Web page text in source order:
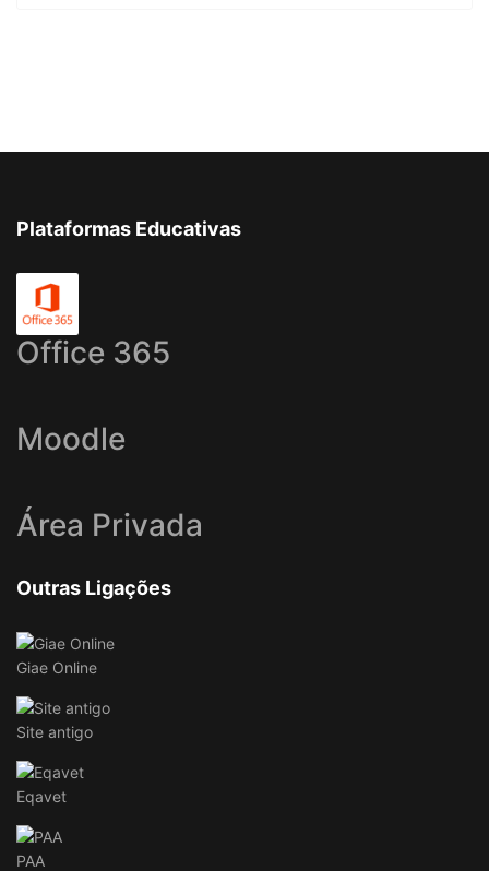
Plataformas Educativas
Office 365
Moodle
Área Privada
Outras Ligações
Giae Online
Site antigo
Eqavet
PAA